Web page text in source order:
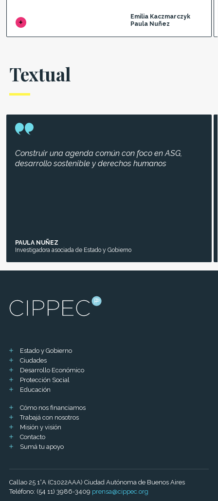
Emilia Kaczmarczyk
Paula Nuñez
Textual
Construir una agenda común con foco en ASG,
desarrollo sostenible y derechos humanos
PAULA NUÑEZ
Investigadora asociada de Estado y Gobierno
Estado y Gobierno
Ciudades
Desarrollo Económico
Protección Social
Educación
Cómo nos financiamos
Trabajá con nosotros
Misión y visión
Contacto
Sumá tu apoyo
Callao 25 1°A (C1022AAA) Ciudad Autónoma de Buenos Aires
Teléfono: (54 11) 3986-3409 prensa@cippec.org